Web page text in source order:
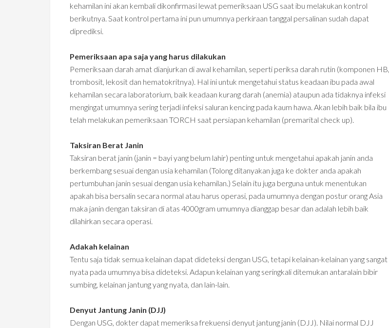
kehamilan ini akan kembali dikonfirmasi lewat pemeriksaan USG saat ibu melakukan kontrol
berikutnya. Saat kontrol pertama ini pun umumnya perkiraan tanggal persalinan sudah dapat
diprediksi.
Pemeriksaan apa saja yang harus dilakukan
Pemeriksaan darah amat dianjurkan di awal kehamilan, seperti periksa darah rutin (komponen HB,
trombosit, lekosit dan hematokritnya). Hal ini untuk mengetahui status keadaan ibu pada awal
kehamilan secara laboratorium, baik keadaan kurang darah (anemia) ataupun ada tidaknya infeksi
mengingat umumnya sering terjadi infeksi saluran kencing pada kaum hawa. Akan lebih baik bila ibu
telah melakukan pemeriksaan TORCH saat persiapan kehamilan (premarital check up).
Taksiran Berat Janin
Taksiran berat janin (janin = bayi yang belum lahir) penting untuk mengetahui apakah janin anda
berkembang sesuai dengan usia kehamilan (Tolong ditanyakan juga ke dokter anda apakah
pertumbuhan janin sesuai dengan usia kehamilan.) Selain itu juga berguna untuk menentukan
apakah bisa bersalin secara normal atau harus operasi, pada umumnya dengan postur orang Asia
maka janin dengan taksiran di atas 4000gram umumnya dianggap besar dan adalah lebih baik
dilahirkan secara operasi.
Adakah kelainan
Tentu saja tidak semua kelainan dapat dideteksi dengan USG, tetapi kelainan-kelainan yang sangat
nyata pada umumnya bisa dideteksi. Adapun kelainan yang seringkali ditemukan antaralain bibir
sumbing, kelainan jantung yang nyata, dan lain-lain.
Denyut Jantung Janin (DJJ)
Dengan USG, dokter dapat memeriksa frekuensi denyut jantung janin (DJJ). Nilai normal DJJ